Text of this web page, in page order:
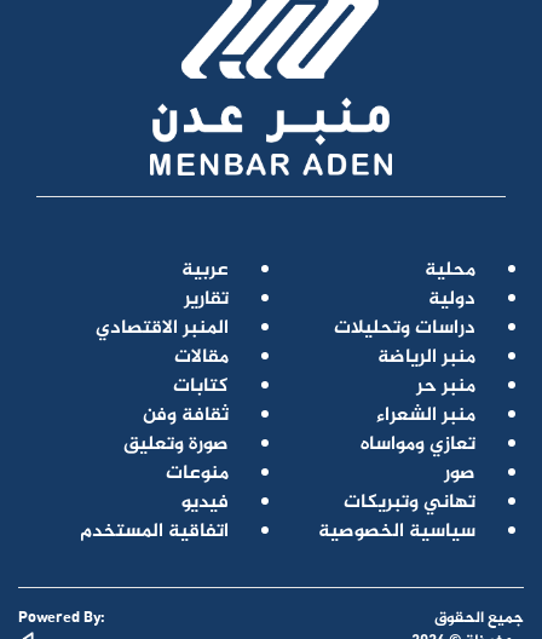
محلية
عربية
دولية
تقارير
دراسات وتحليلات
المنبر الاقتصادي
منبر الرياضة
مقالات
منبر حر
كتابات
منبر الشعراء
ثقافة وفن
تعازي ومواساه
صورة وتعليق
صور
منوعات
تهاني وتبريكات
فيديو
سياسية الخصوصية
اتفاقية المستخدم
جميع الحقوق
Powered By: